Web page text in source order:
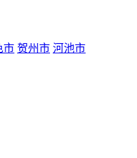
市 贺州市 河池市